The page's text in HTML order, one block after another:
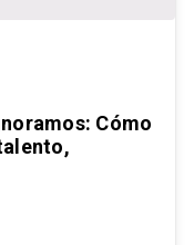
Cómo